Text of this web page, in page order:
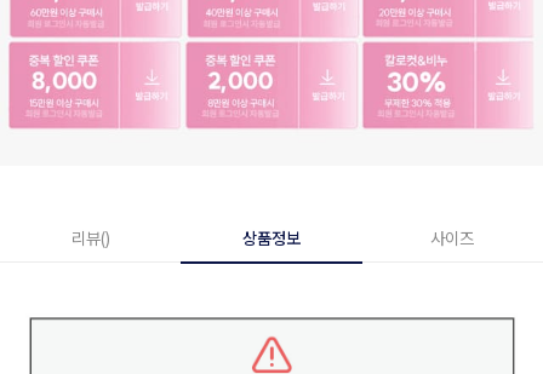
리뷰() 상품정보 사이즈